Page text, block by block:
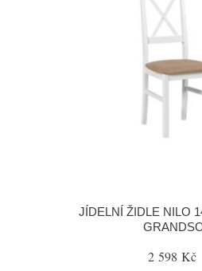
JÍDELNÍ ŽIDLE NILO
2 598 Kč